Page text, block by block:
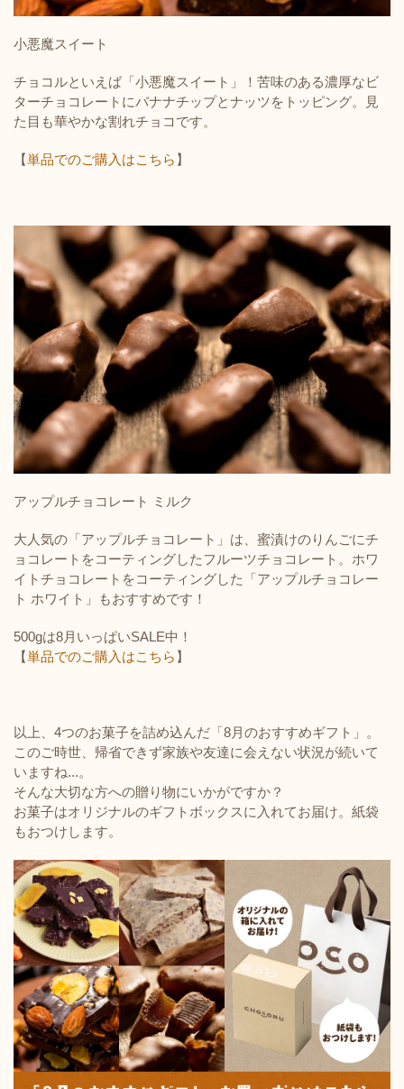
小悪魔スイート
チョコルといえば「小悪魔スイート」！苦味のある濃厚なビ
ターチョコレートにバナナチップとナッツをトッピング。見
た目も華やかな割れチョコです。
【単品でのご購入はこちら 】
アップルチョコレート ミルク
大人気の「アップルチョコレート」は、蜜漬けのりんごにチ
ョコレートをコーティングしたフルーツチョコレート。ホワ
イトチョコレートをコーティングした「アップルチョコレー
ト ホワイト」もおすすめです！
500gは8月いっぱいSALE中！
【単品でのご購入はこちら 】
以上、4つのお菓子を詰め込んだ「8月のおすすめギフト」。
このご時世、帰省できず家族や友達に会えない状況が続いて
いますね...。
そんな大切な方への贈り物にいかがですか？
お菓子はオリジナルのギフトボックスに入れてお届け。紙袋
もおつけします。